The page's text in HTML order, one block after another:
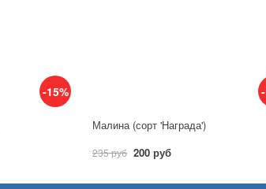
-15%
Малина (сорт 'Награда')
235 руб 200 руб